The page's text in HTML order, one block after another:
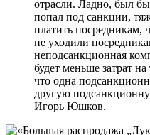
отрасли. Ладно, был
попал под санкции,
платить посредникам,
не уходили
неподсанкционная
будет меньше затрат
что одна
другую
Игорь Юшков.